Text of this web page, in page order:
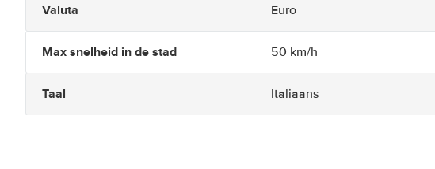
Valuta Euro
Max snelheid in de stad 50 km/h
Taal Italiaans